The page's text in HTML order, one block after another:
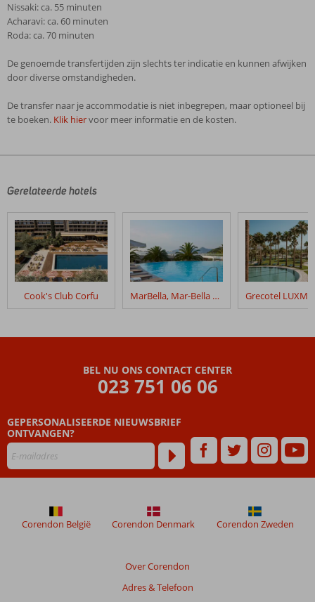
Nissaki: ca. 55 minuten
Acharavi: ca. 60 minuten
Roda: ca. 70 minuten
De genoemde transfertijden zijn slechts ter indicatie en kunnen afwijken
door diverse omstandigheden.
De transfer naar je accommodatie is niet inbegrepen, maar optioneel bij
te boeken. Klik hiervoor meer informatie en de kosten.
door
klanten
geschreven
na
hun
verblijf
Sentido
Beoordelingen
dan
48
niet
weergegeven
om
Gerelateerde hotels
Cook's Club Corfu MarBella, Mar-Bella Collection
BEL NU ONS CONTACT CENTER
023 751 06 06
GEPERSONALISEERDE NIEUWSBRIEF
ONTVANGEN?
Over Corendon
Adres & Telefoon
Corendon België Corendon Denmark Corendon Zweden